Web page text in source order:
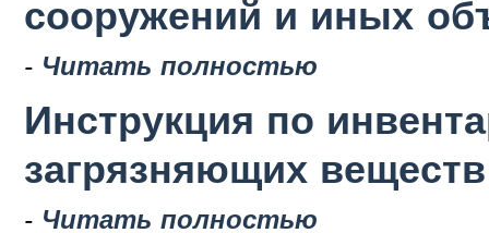
сооружений и иных
- Читать полностью
Инструкция по
загрязняющих
- Читать полностью